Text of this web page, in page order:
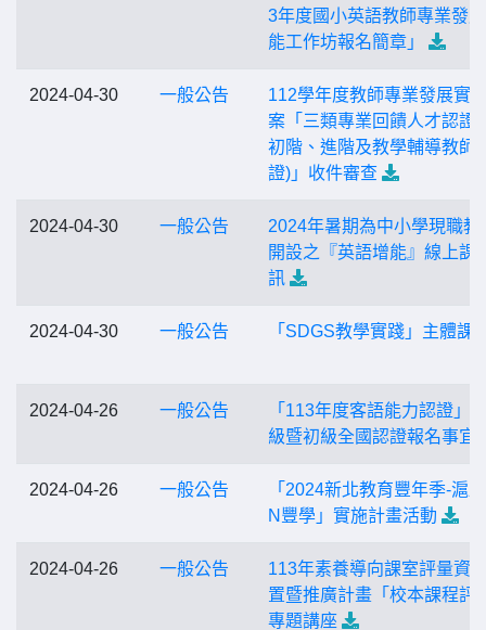
3年度國小英語教師專業發
能工作坊報名簡章」
2024-04-30 一般公告
112學年度教師專業發展實
案「三類專業回饋人才認證(
初階、進階及教學輔導教師
證)」收件審查
2024-04-30 一般公告
2024年暑期為中小學現職教
開設之『英語增能』線上課
訊
2024-04-30 一般公告 「SDGS教學實踐」主體課
2024-04-26 一般公告
「113年度客語能力認證」
級暨初級全國認證報名事宜
2024-04-26 一般公告
「2024新北教育豐年季-滬
N豐學」實施計畫活動
2024-04-26 一般公告
113年素養導向課室評量資
置暨推廣計畫「校本課程評
專題講座